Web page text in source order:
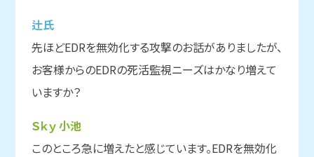
辻氏
先ほどEDRを無効化する攻撃のお話がありましたが、
お客様からのEDRの死活監視ニーズはかなり増えて
いますか？
Ｓｋｙ 小池
このところ急に増えたと感じています。EDRを無効化